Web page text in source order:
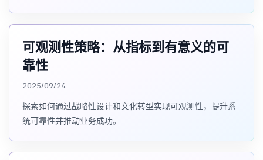
可观测性策略：从指标到有意义的可
靠性
2025/09/24
探索如何通过战略性设计和文化转型实现可观测性，提升系
统可靠性并推动业务成功。